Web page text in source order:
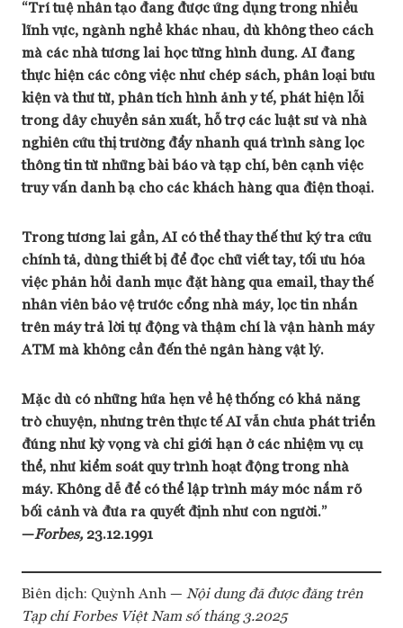
“Trí tuệ nhân tạo đang được ứng dụng trong nhiều
lĩnh vực, ngành nghề khác nhau, dù không theo cách
mà các nhà tương lai học từng hình dung. AI đang
thực hiện các công việc như chép sách, phân loại bưu
kiện và thư từ, phân tích hình ảnh y tế, phát hiện lỗi
trong dây chuyền sản xuất, hỗ trợ các luật sư và nhà
nghiên cứu thị trường đẩy nhanh quá trình sàng lọc
thông tin từ những bài báo và tạp chí, bên cạnh việc
truy vấn danh bạ cho các khách hàng qua điện thoại.
Trong tương lai gần, AI có thể thay thế thư ký tra cứu
chính tả, dùng thiết bị để đọc chữ viết tay, tối ưu hóa
việc phản hồi danh mục đặt hàng qua email, thay thế
nhân viên bảo vệ trước cổng nhà máy, lọc tin nhắn
trên máy trả lời tự động và thậm chí là vận hành máy
ATM mà không cần đến thẻ ngân hàng vật lý.
Mặc dù có những hứa hẹn về hệ thống có khả năng
trò chuyện, nhưng trên thực tế AI vẫn chưa phát triển
đúng như kỳ vọng và chỉ giới hạn ở các nhiệm vụ cụ
thể, như kiểm soát quy trình hoạt động trong nhà
máy. Không dễ để có thể lập trình máy móc nắm rõ
bối cảnh và đưa ra quyết định như con người.”
—Forbes,23.12.1991
Biên dịch: Quỳnh Anh — Nội dung đã được đăng trên
Tạp chí Forbes Việt Nam số tháng 3.2025